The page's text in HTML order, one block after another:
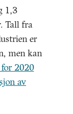
1,3
Tall fra
er
men kan
2020
av